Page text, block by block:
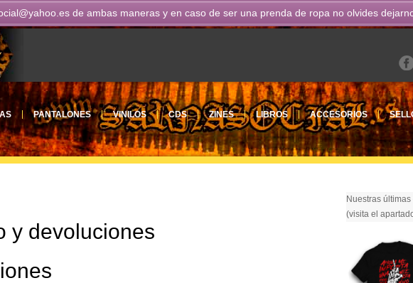
PANTALONES VINILOS CDS ZINES LIBROS ACCESORIOS
y devoluciones
Nuestras
(visita el
de ambas maneras y en caso de ser una prenda de ropa no olvides